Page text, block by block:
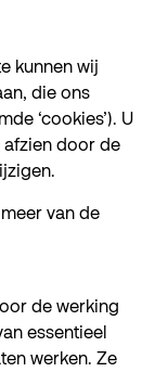
kunnen wij
die ons
‘cookies’). U
afzien door de
van de
de werking
essentieel
werken. Ze